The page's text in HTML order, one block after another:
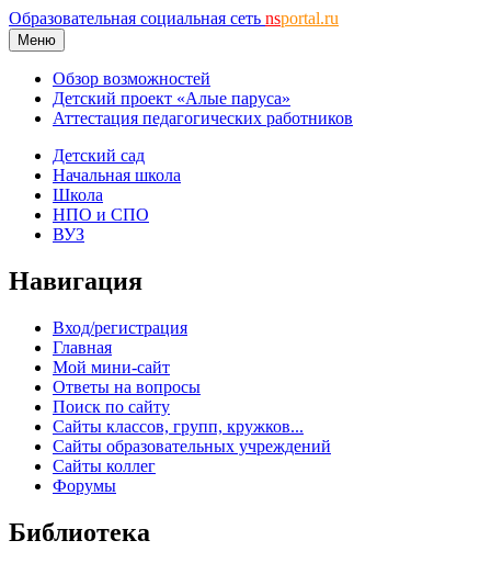
Образовательная социальная сеть nsportal.ru
Меню
Обзор возможностей
Детский проект «Алые паруса»
Аттестация педагогических работников
Детский сад
Начальная школа
Школа
НПО и СПО
ВУЗ
Навигация
Вход/регистрация
Главная
Мой мини-сайт
Ответы на вопросы
Поиск по сайту
Сайты классов, групп, кружков...
Сайты образовательных учреждений
Сайты коллег
Форумы
Библиотека